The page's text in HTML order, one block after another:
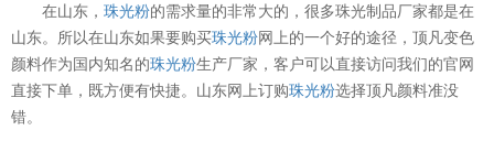
在山东， 珠光粉的需求量的非常大的，很多珠光制品厂家都是在
山东。所以在山东如果要购买珠光粉网上的一个好的途径，顶凡变色
颜料作为国内知名的珠光粉生产厂家，客户可以直接访问我们的官网
直接下单，既方便有快捷。山东网上订购珠光粉选择顶凡颜料准没
错。